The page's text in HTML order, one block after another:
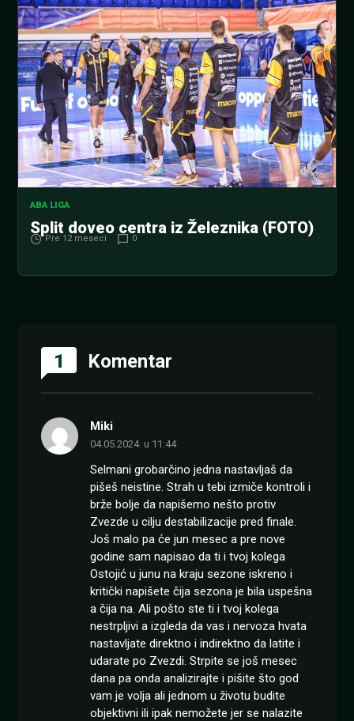
ABA LIGA
Split doveo centra iz Železnika (FOTO)
Pre 12 meseci 0
1 Komentar
Miki
04.05.2024. u 11:44
Selmani grobarčino jedna nastavljaš da
pišeš neistine. Strah u tebi izmiče kontroli i
brže bolje da napišemo nešto protiv
Zvezde u cilju destabilizacije pred finale.
Još malo pa će jun mesec a pre nove
godine sam napisao da ti i tvoj kolega
Ostojić u junu na kraju sezone iskreno i
kritički napišete čija sezona je bila uspešna
a čija na. Ali pošto ste ti i tvoj kolega
nestrpljivi a izgleda da vas i nervoza hvata
nastavljate direktno i indirektno da latite i
udarate po Zvezdi. Strpite se još mesec
dana pa onda analizirajte i pišite što god
vam je volja ali jednom u životu budite
objektivni ili ipak nemožete jer se nalazite